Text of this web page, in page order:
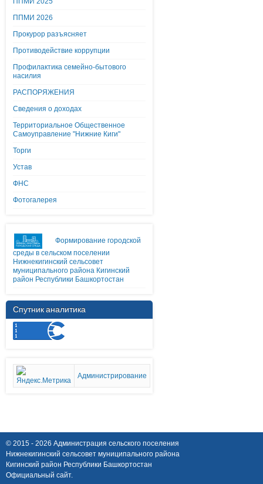
ППМИ 2026
Прокурор разъясняет
Противодействие коррупции
Профилактика семейно-бытового
насилия
РАСПОРЯЖЕНИЯ
Сведения о доходах
Территориальное Общественное
Самоуправление "Нижние Киги"
Торги
Устав
ФНС
Фотогалерея
Формирование городской
среды в сельском поселении
Нижнекигинский сельсовет
муниципального района Кигинский
район Республики Башкортостан
Спутник аналитика
Администрирование
© 2015 - 2026 Администрация сельского поселения
Нижнекигинский сельсовет муниципального района
Кигинский район Республики Башкортостан
Официальный сайт.